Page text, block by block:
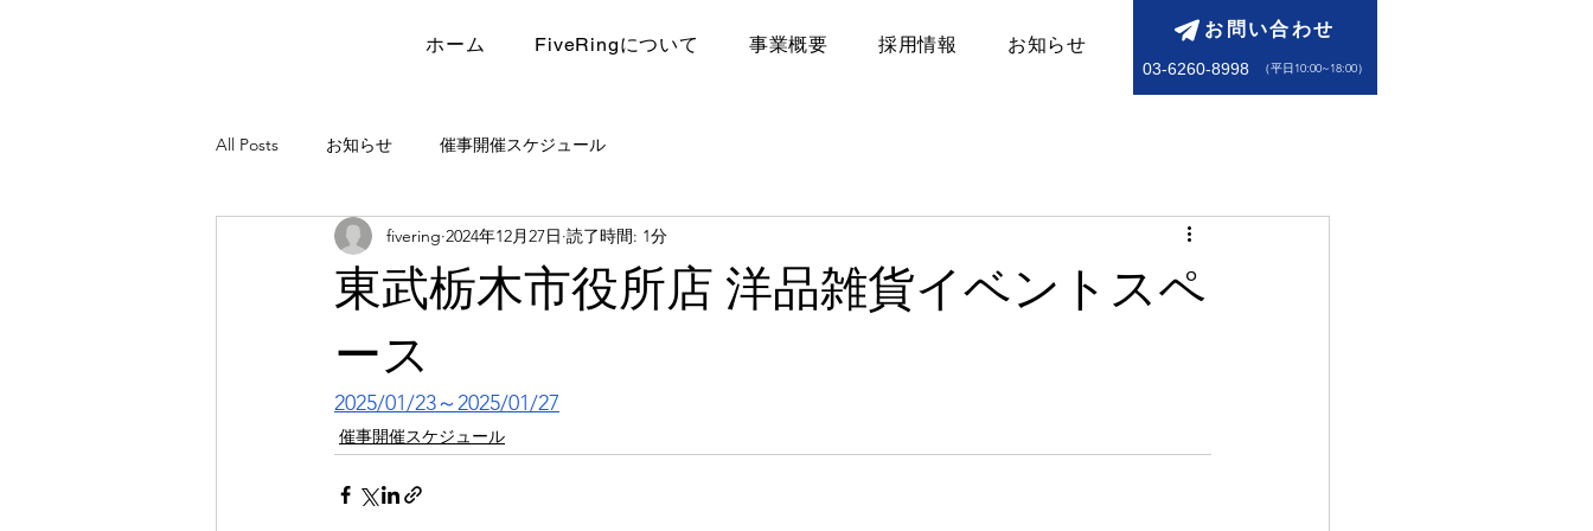
ホーム FiveRingについて ​事業概要 採用情報 お知らせ
お問い合わせ
03-6260-8998 ​（平日10:00~18:00）
All Posts お知らせ 催事開催スケジュール
東武栃木市役所店 洋品雑貨イベントスペ
ース
fivering 2024年12月27日 読了時間: 1分
2025/01/23～2025/01/27
催事開催スケジュール